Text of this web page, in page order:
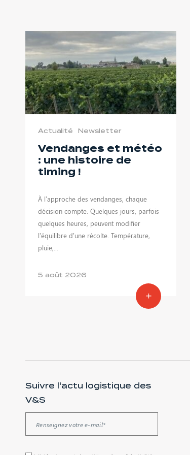
Actualité Newsletter
Vendanges et météo
: une histoire de
timing !
À l’approche des vendanges, chaque
décision compte. Quelques jours, parfois
quelques heures, peuvent modifier
l’équilibre d’une récolte. Température,
pluie,...
5 août 2026
Suivre l'actu logistique des
V&S